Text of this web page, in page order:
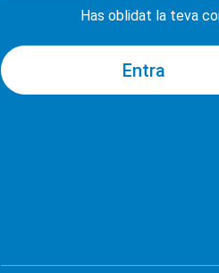
Has oblidat la teva